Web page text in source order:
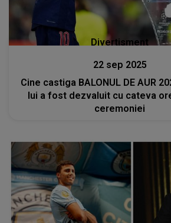
Divertisment
22 sep 2025
Cine castiga BALONUL DE AUR
lui a fost dezvaluit cu cateva ore inaintea
ceremoniei